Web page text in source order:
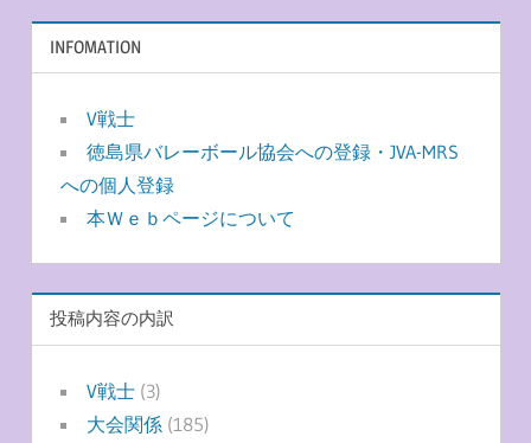
INFOMATION
V戦士
徳島県バレーボール協会への登録・JVA-MRS
への個人登録
本Ｗｅｂページについて
投稿内容の内訳
V戦士(3)
大会関係(185)